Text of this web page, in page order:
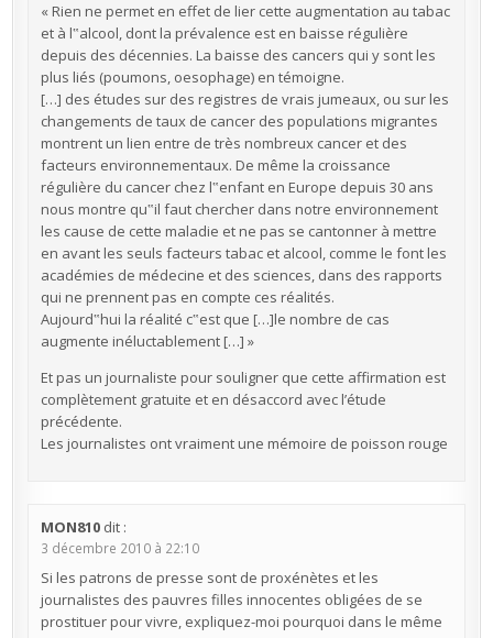
« Rien ne permet en effet de lier cette augmentation au tabac
et à l‟alcool, dont la prévalence est en baisse régulière
depuis des décennies. La baisse des cancers qui y sont les
plus liés (poumons, oesophage) en témoigne.
[…] des études sur des registres de vrais jumeaux, ou sur les
changements de taux de cancer des populations migrantes
montrent un lien entre de très nombreux cancer et des
facteurs environnementaux. De même la croissance
régulière du cancer chez l‟enfant en Europe depuis 30 ans
nous montre qu‟il faut chercher dans notre environnement
les cause de cette maladie et ne pas se cantonner à mettre
en avant les seuls facteurs tabac et alcool, comme le font les
académies de médecine et des sciences, dans des rapports
qui ne prennent pas en compte ces réalités.
Aujourd‟hui la réalité c‟est que […]le nombre de cas
augmente inéluctablement […] »
Et pas un journaliste pour souligner que cette affirmation est
complètement gratuite et en désaccord avec l’étude
précédente.
Les journalistes ont vraiment une mémoire de poisson rouge
MON810 dit :
3 décembre 2010 à 22:10
Si les patrons de presse sont de proxénètes et les
journalistes des pauvres filles innocentes obligées de se
prostituer pour vivre, expliquez-moi pourquoi dans le même